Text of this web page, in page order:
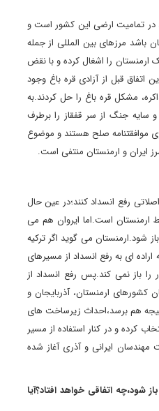
در تمامیت ارضی این کشور است و
باشد مرزهای بین المللی از جمله
ارمنستان را اشغال کرده و با نقض
اتفاق قبل از آزادی قره باغ وجود
مشکل قره باغ را حل کردند.به
سایه جنگ از سر قفقاز را برطرف
موافقتنامه صلح هستند و موضوع
ایران و ارمنستان منتفی است.
راه‌های مواصلاتی رفع انسداد کنند؛در عین حال
ارمنستان است.اما ایروان هم می
شود.ارمنستان می گوید اگر ترکیه
ای به رفع انسداد از مسیرهای
را باز نمی کند.پس رفع انسداد از
ارمنستان، آذربایجان و
هم برسد،احداث زیرساخت های
کرده و در کنار استفاده از مسیر
مهندسان ایرانی و آذری آغاز شده
شود،چه اتفاقی خواهد افتاد؟آیا